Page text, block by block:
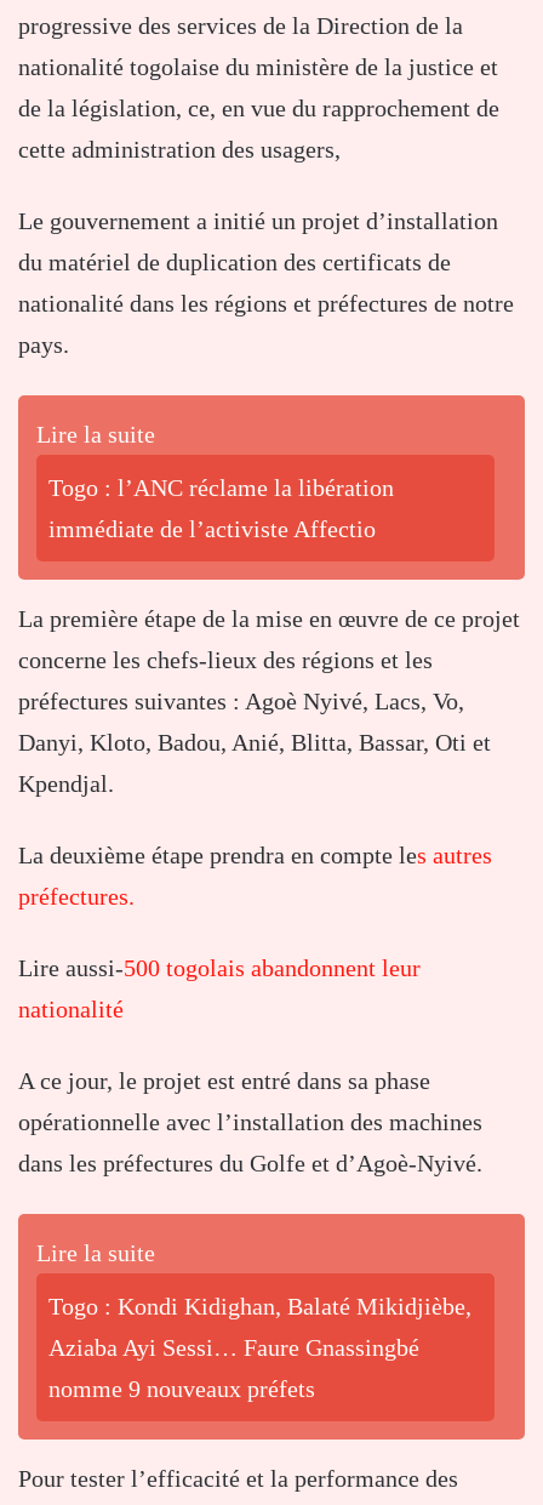
progressive des services de la Direction de la
nationalité togolaise du ministère de la justice et
de la législation, ce, en vue du rapprochement de
cette administration des usagers,
Le gouvernement a initié un projet d’installation
du matériel de duplication des certificats de
nationalité dans les régions et préfectures de notre
pays.
Lire la suite
Togo : l’ANC réclame la libération
immédiate de l’activiste Affectio
La première étape de la mise en œuvre de ce projet
concerne les chefs-lieux des régions et les
préfectures suivantes : Agoè Nyivé, Lacs, Vo,
Danyi, Kloto, Badou, Anié, Blitta, Bassar, Oti et
Kpendjal.
La deuxième étape prendra en compte les autres
préfectures.
Lire aussi-500 togolais abandonnent leur
nationalité
A ce jour, le projet est entré dans sa phase
opérationnelle avec l’installation des machines
dans les préfectures du Golfe et d’Agoè-Nyivé.
Lire la suite
Togo : Kondi Kidighan, Balaté Mikidjièbe,
Aziaba Ayi Sessi… Faure Gnassingbé
nomme 9 nouveaux préfets
Pour tester l’efficacité et la performance des